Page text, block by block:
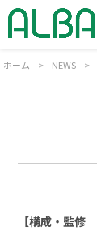
ホーム > NEWS >
【構成・監修